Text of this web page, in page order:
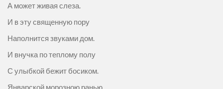
А может живая слеза.
И в эту священную пору
Наполнится звуками дом.
И внучка по теплому полу
С улыбкой бежит босиком.
Январской морозною ранью